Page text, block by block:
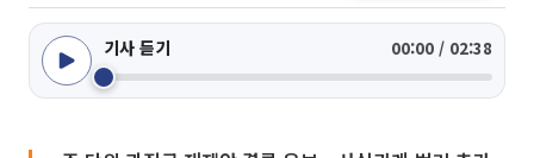
기사 듣기 00:00 / 02:38